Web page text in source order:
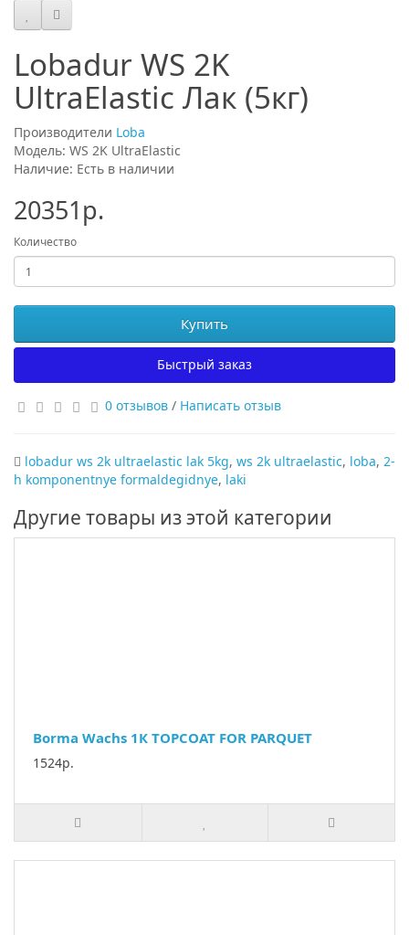
Lobadur WS 2K
UltraElastic Лак (5кг)
Производители Loba
Модель: WS 2K UltraElastic
Наличие: Есть в наличии
20351р.
Количество
Купить
Быстрый заказ
0 отзывов / Написать отзыв
lobadur ws 2k ultraelastic lak 5kg, ws 2k ultraelastic, loba, 2-
h komponentnye formaldegidnye, laki
Другие товары из этой категории
Borma Wachs 1К TOPCOAT FOR PARQUET
1524р.